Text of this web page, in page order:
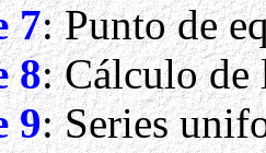
7: Punto de
8: Cálculo de
9: Series